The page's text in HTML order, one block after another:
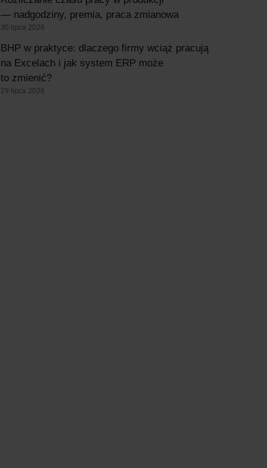
— nadgodziny, premia, praca zmianowa
30 lipca 2026
BHP w praktyce: dlaczego firmy wciąż pracują
na Excelach i jak system ERP może
to zmienić?
29 lipca 2026